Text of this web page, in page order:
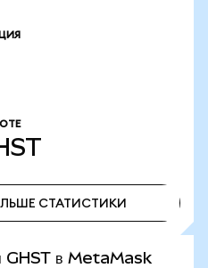
СТАТИСТИКИ
GHST в MetaMask